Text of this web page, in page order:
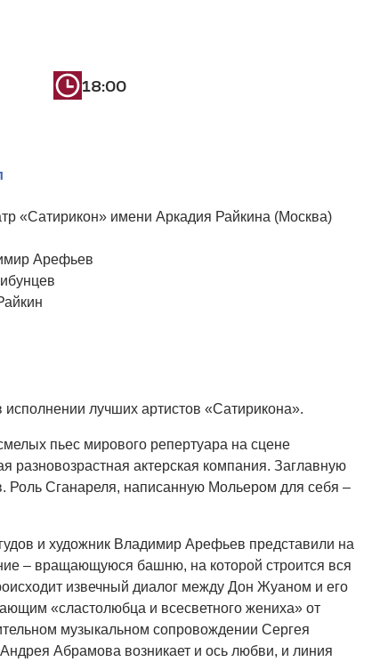
18:00
«Сатирикон» имени Аркадия Райкина (Москва)
Арефьев
лучших артистов «Сатирикона».
пьес мирового репертуара на сцене
разновозрастная актерская компания. Заглавную
Роль Сганареля, написанную Мольером для себя –
и художник Владимир Арефьев представили на
– вращающуюся башню, на которой строится вся
извечный диалог между Дон Жуаном и его
«сластолюбца и всесветного жениха» от
музыкальном сопровождении Сергея
Абрамова возникает и ось любви, и линия